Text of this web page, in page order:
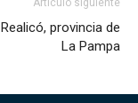
Artículo siguiente
provincia de
La Pampa